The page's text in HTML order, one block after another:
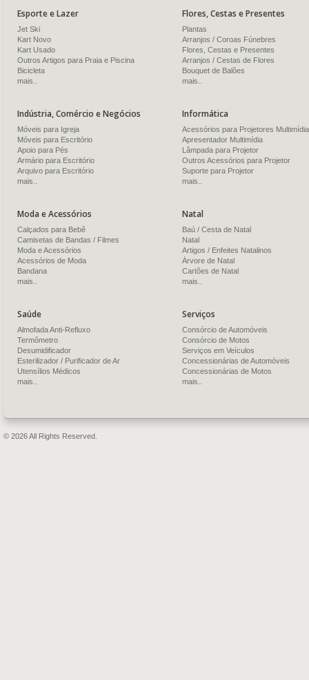
Esporte e Lazer
Jet Ski
Kart Novo
Kart Usado
Outros Artigos para Praia e Piscina
Bicicleta
mais..
Flores, Cestas e Presentes
Plantas
Arranjos / Coroas Fúnebres
Flores, Cestas e Presentes
Arranjos / Cestas de Flores
Bouquet de Balões
mais..
Indústria, Comércio e Negócios
Móveis para Igreja
Móveis para Escritório
Apoio para Pés
Armário para Escritório
Arquivo para Escritório
mais..
Informática
Acessórios para Projetores Multimídia
Apresentador Multimídia
Lâmpada para Projetor
Outros Acessórios para Projetor
Suporte para Projetor
mais..
Moda e Acessórios
Calçados para Bebê
Camisetas de Bandas / Filmes
Moda e Acessórios
Acessórios de Moda
Bandana
mais..
Natal
Baú / Cesta de Natal
Natal
Artigos / Enfeites Natalinos
Árvore de Natal
Cartões de Natal
mais..
Saúde
Almofada Anti-Refluxo
Termômetro
Desumidificador
Esterilizador / Purificador de Ar
Utensílios Médicos
mais..
Serviços
Consórcio de Automóveis
Consórcio de Motos
Serviços em Veículos
Concessionárias de Automóveis
Concessionárias de Motos
mais..
© 2026 All Rights Reserved.